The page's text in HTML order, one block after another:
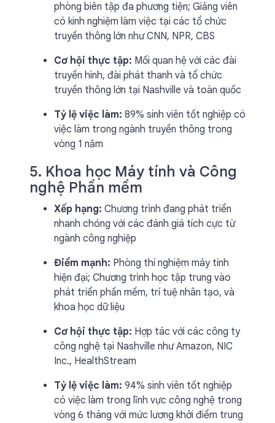
phòng biên tập đa phương tiện; Giảng viên
có kinh nghiệm làm việc tại các tổ chức
truyền thông lớn như CNN, NPR, CBS
Cơ hội thực tập: Mối quan hệ với các đài
truyền hình, đài phát thanh và tổ chức
truyền thông lớn tại Nashville và toàn quốc
Tỷ lệ việc làm: 89% sinh viên tốt nghiệp có
việc làm trong ngành truyền thông trong
vòng 1 năm
5. Khoa học Máy tính và Công
nghệ Phần mềm
Xếp hạng: Chương trình đang phát triển
nhanh chóng với các đánh giá tích cực từ
ngành công nghiệp
Điểm mạnh: Phòng thí nghiệm máy tính
hiện đại; Chương trình học tập trung vào
phát triển phần mềm, trí tuệ nhân tạo, và
khoa học dữ liệu
Cơ hội thực tập: Hợp tác với các công ty
công nghệ tại Nashville như Amazon, NIC
Inc., HealthStream
Tỷ lệ việc làm: 94% sinh viên tốt nghiệp
có việc làm trong lĩnh vực công nghệ trong
vòng 6 tháng với mức lương khởi điểm trung